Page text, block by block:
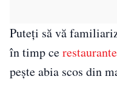
Puteți să vă
în timp ce
pește abia scos din